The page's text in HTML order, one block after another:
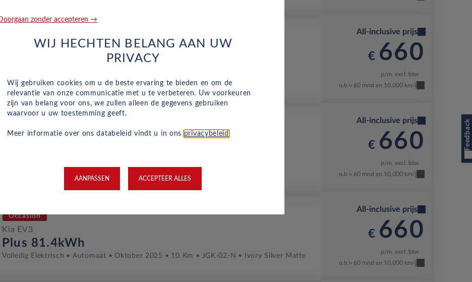
Plus Advanced 58.3kWh
All-inclusive prijs
€ 660
p/m. excl. btw
o.b.v 60 mnd en 10,000 km/j
Volledig Elektrisch Automaat 2027 Aurora Black Pearl
All-inclusive prijs
€ 660
p/m. excl. btw
o.b.v 60 mnd en 10,000 km/j
Occasion
Kia EV3
Plus 81.4kWh
Volledig Elektrisch Automaat Oktober 2025 10 Km JGK-02-N Ivory Silver Matte
All-inclusive prijs
€ 660
p/m. excl. btw
o.b.v 60 mnd en 10,000 km/j
Feedback
Doorgaan zonder accepteren →
WIJ HECHTEN BELANG AAN UW
PRIVACY
Wij gebruiken cookies om u de beste ervaring te bieden en om de
relevantie van onze communicatie met u te verbeteren. Uw voorkeuren
zijn van belang voor ons, we zullen alleen de gegevens gebruiken
waarvoor u uw toestemming geeft.
Meer informatie over ons databeleid vindt u in ons privacybeleid.
AANPASSEN ACCEPTEER ALLES